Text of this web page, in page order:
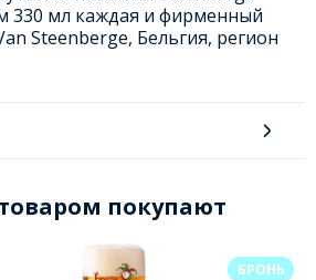
330 мл каждая и фирменный
Steenberge, Бельгия, регион
покупают
БРОНЬ